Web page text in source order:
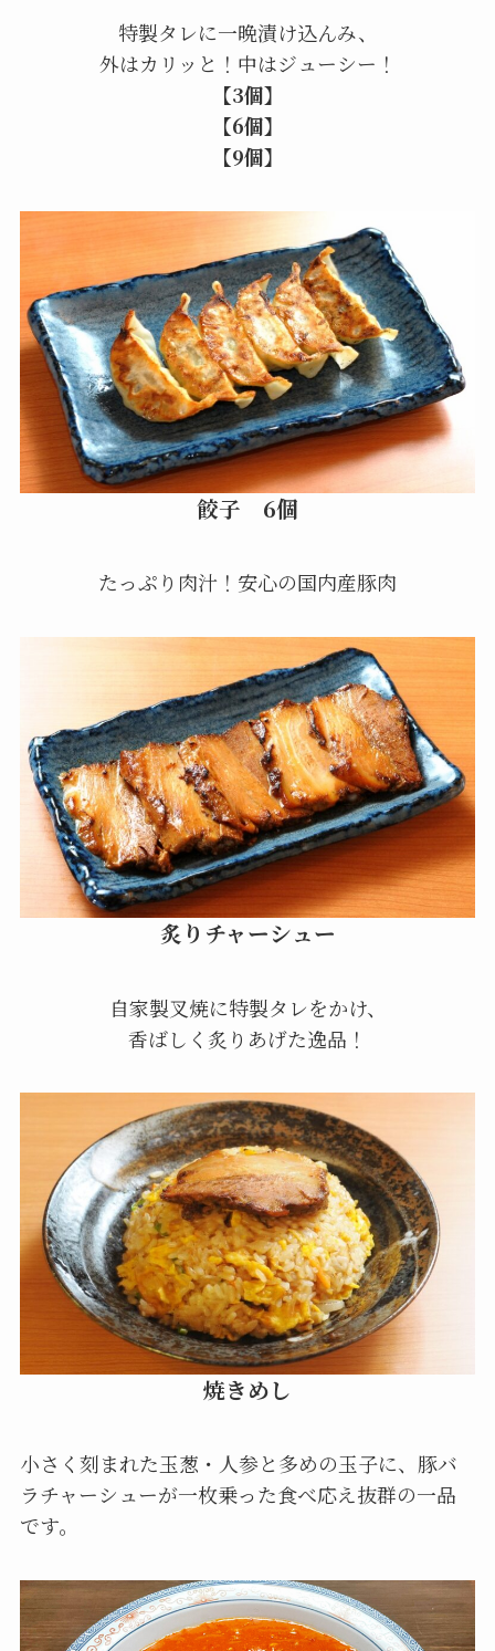
特製タレに一晩漬け込んみ、
外はカリッと！中はジューシー！
【3個】
【6個】
【9個】
餃子 6個
たっぷり肉汁！安心の国内産豚肉
炙りチャーシュー
自家製叉焼に特製タレをかけ、
香ばしく炙りあげた逸品！
焼きめし
小さく刻まれた玉葱・人参と多めの玉子に、豚バ
ラチャーシューが一枚乗った食べ応え抜群の一品
です。